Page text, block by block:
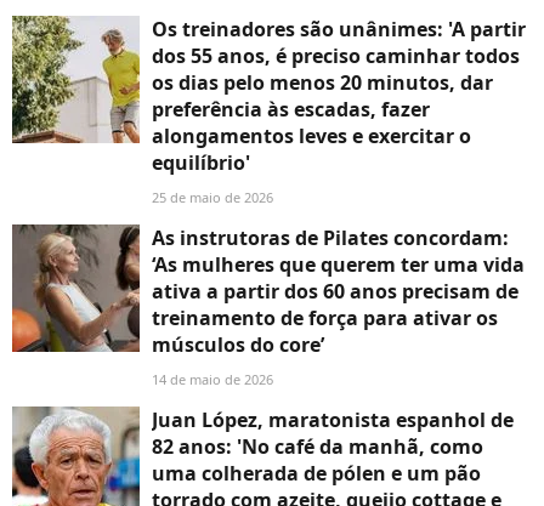
Os treinadores são unânimes: 'A partir
dos 55 anos, é preciso caminhar todos
os dias pelo menos 20 minutos, dar
preferência às escadas, fazer
alongamentos leves e exercitar o
equilíbrio'
25 de maio de 2026
As instrutoras de Pilates concordam:
‘As mulheres que querem ter uma vida
ativa a partir dos 60 anos precisam de
treinamento de força para ativar os
músculos do core’
14 de maio de 2026
Juan López, maratonista espanhol de
82 anos: 'No café da manhã, como
uma colherada de pólen e um pão
torrado com azeite, queijo cottage e